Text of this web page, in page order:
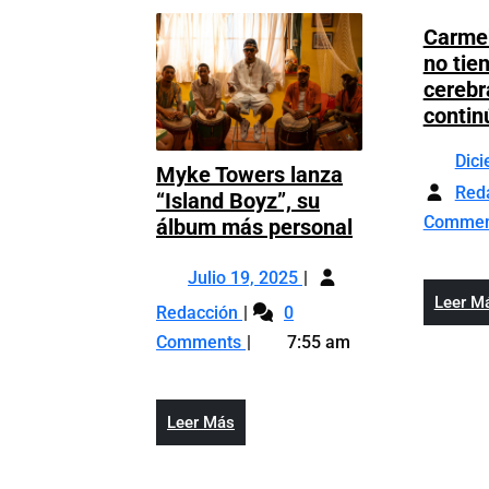
Myke Towers lanza
“Island Boyz”, su
álbum más personal
Julio 19, 2025 Julio
Redacción Myke
Towers
0
Comments
7:55 am
Leer Más
Más
no
Leer